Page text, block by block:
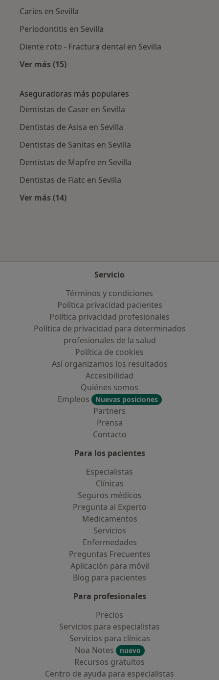
Caries en Sevilla
Periodontitis en Sevilla
Diente roto - Fractura dental en Sevilla
Ver más (15)
Aseguradoras más populares
Dentistas de Caser en Sevilla
Dentistas de Asisa en Sevilla
Dentistas de Sanitas en Sevilla
Dentistas de Mapfre en Sevilla
Dentistas de Fiatc en Sevilla
Ver más (14)
Servicio
Términos y condiciones
Política privacidad pacientes
Política privacidad profesionales
Política de privacidad para determinados
profesionales de la salud
Política de cookies
Así organizamos los resultados
Accesibilidad
Quiénes somos
Empleos
Nuevas posiciones
Partners
Prensa
Contacto
Para los pacientes
Especialistas
Clínicas
Seguros médicos
Pregunta al Experto
Medicamentos
Servicios
Enfermedades
Preguntas Frecuentes
Aplicación para móvil
Blog para pacientes
Para profesionales
Precios
Servicios para especialistas
Servicios para clínicas
Noa Notes
nuevo
Recursos gratuitos
Centro de ayuda para especialistas